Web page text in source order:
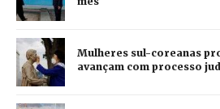
Mulheres sul-coreanas
avançam com processo